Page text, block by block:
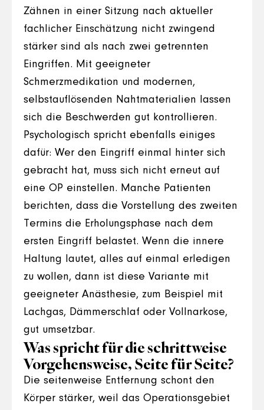
Zähnen in einer Sitzung nach aktueller
fachlicher Einschätzung nicht zwingend
stärker sind als nach zwei getrennten
Eingriffen. Mit geeigneter
Schmerzmedikation und modernen,
selbstauflösenden Nahtmaterialien lassen
sich die Beschwerden gut kontrollieren.
Psychologisch spricht ebenfalls einiges
dafür: Wer den Eingriff einmal hinter sich
gebracht hat, muss sich nicht erneut auf
eine OP einstellen. Manche Patienten
berichten, dass die Vorstellung des zweiten
Termins die Erholungsphase nach dem
ersten Eingriff belastet. Wenn die innere
Haltung lautet, alles auf einmal erledigen
zu wollen, dann ist diese Variante mit
geeigneter Anästhesie, zum Beispiel mit
Lachgas, Dämmerschlaf oder Vollnarkose,
gut umsetzbar.
Was spricht für die schrittweise
Vorgehensweise, Seite für Seite?
Die seitenweise Entfernung schont den
Körper stärker, weil das Operationsgebiet